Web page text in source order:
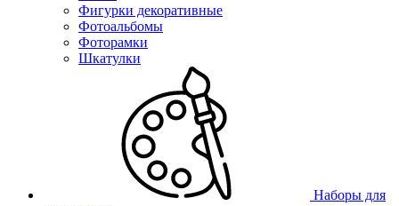
Фигурки декоративные
Фотоальбомы
Фоторамки
Шкатулки
Наборы для